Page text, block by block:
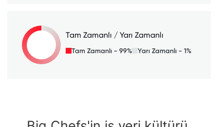
Tam Zamanlı / Yarı Zamanlı
Tam Zamanlı - 99% Yarı Zamanlı - 1%